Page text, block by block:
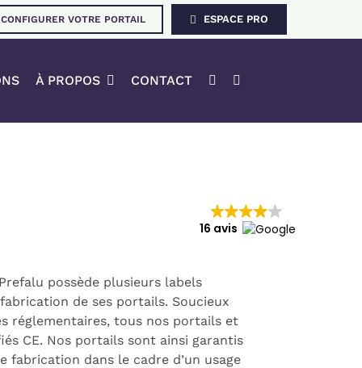
CONFIGURER VOTRE PORTAIL ESPACE PRO
À PROPOS CONTACT
16 avis
possède plusieurs labels
de ses portails. Soucieux
réglementaires, tous nos portails et
CE. Nos portails sont ainsi garantis
fabrication dans le cadre d’un usage